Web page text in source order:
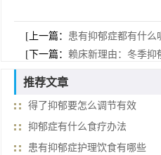
[上一篇： 患有抑郁症都有什么
[下一篇：赖床新理由：冬季抑
推荐文章
得了抑郁要怎么调节有效
抑郁症有什么食疗办法
患有抑郁症护理饮食有哪些